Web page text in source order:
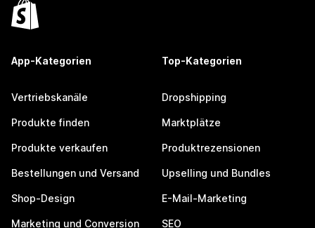
App-Kategorien
Vertriebskanäle
Produkte finden
Produkte verkaufen
Bestellungen und Versand
Shop-Design
Marketing und Conversion
Top-Kategorien
Dropshipping
Marktplätze
Produktrezensionen
Upselling und Bundles
E-Mail-Marketing
SEO